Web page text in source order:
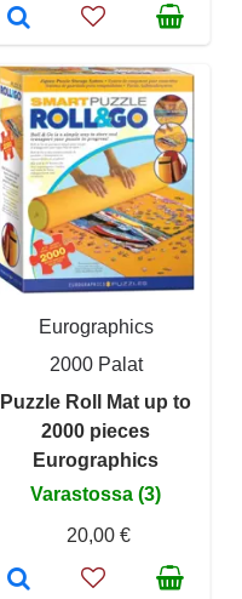
Eurographics
2000 Palat
Puzzle Roll Mat up to
2000 pieces
Eurographics
Varastossa (3)
20,00 €